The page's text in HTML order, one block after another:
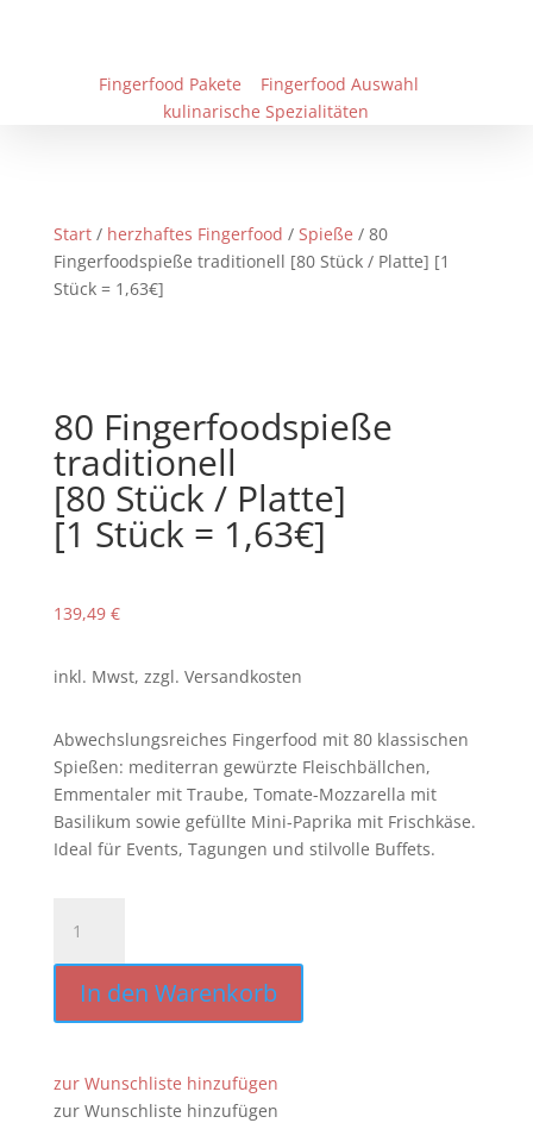
Fingerfood Pakete
Fingerfood Auswahl
kulinarische Spezialitäten
Start/ herzhaftes Fingerfood / Spieße / 80
Fingerfoodspieße traditionell [80 Stück / Platte] [1
Stück = 1,63€]
80 Fingerfoodspieße
traditionell
[80 Stück / Platte]
[1 Stück = 1,63€]
139,49 €
inkl. Mwst, zzgl. Versandkosten
Abwechslungsreiches Fingerfood mit 80 klassischen
Spießen: mediterran gewürzte Fleischbällchen,
Emmentaler mit Traube, Tomate-Mozzarella mit
Basilikum sowie gefüllte Mini-Paprika mit Frischkäse.
Ideal für Events, Tagungen und stilvolle Buffets.
Fingerfoodspieße
traditionell
Stück
Platte]
[1
In den Warenkorb
zur Wunschliste hinzufügen
zur Wunschliste hinzufügen